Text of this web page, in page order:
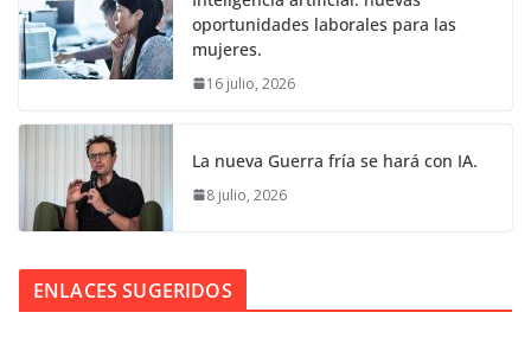
oportunidades laborales para las
mujeres.
16 julio, 2026
La nueva Guerra fría se hará con IA.
8 julio, 2026
ENLACES SUGERIDOS